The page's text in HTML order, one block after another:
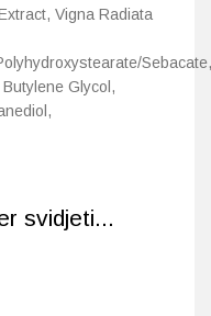
Vigna Radiata
Sebacate,
Glycol,
svidjeti...